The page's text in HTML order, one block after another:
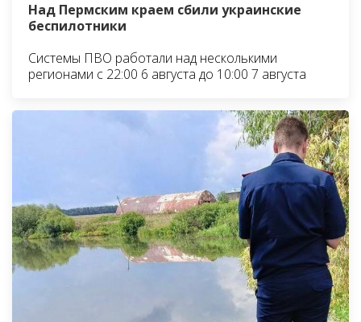
Над Пермским краем сбили украинские
беспилотники
Системы ПВО работали над несколькими
регионами с 22:00 6 августа до 10:00 7 августа